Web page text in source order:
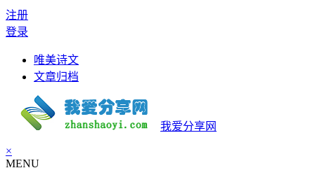
注册
登录
唯美诗文
文章归档
我爱分享网
×
MENU